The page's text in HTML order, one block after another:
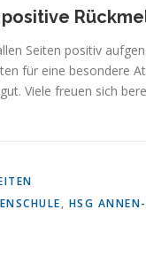
Seiten positiv
für eine besondere
Viele freuen sich
, HSG